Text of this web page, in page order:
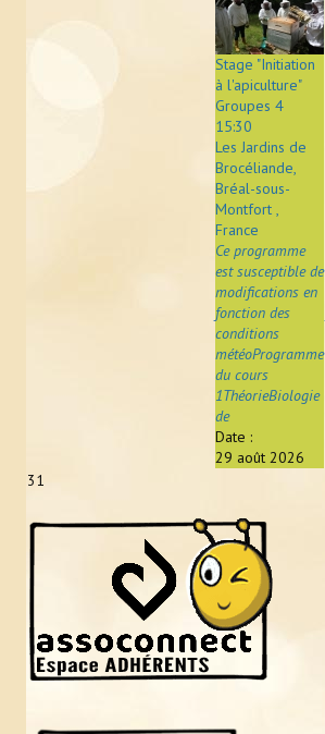
Stage "Initiation
à l'apiculture"
Groupes 4
15:30
Les Jardins de
Brocéliande,
Bréal-sous-
Montfort ,
France
Ce programme
est susceptible de
modifications en
fonction des
conditions
météoProgramme
du cours
1ThéorieBiologie
de
Date :
29 août 2026
31